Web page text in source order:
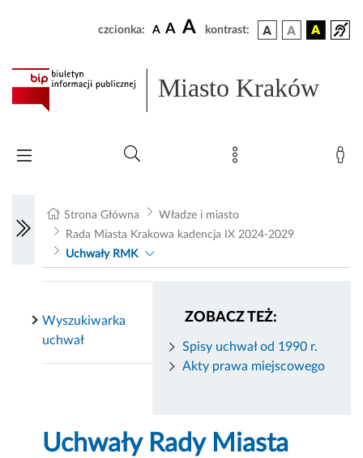
czcionka: A A A kontrast:
Miasto Kraków
Strona Główna
Władze i miasto
Rada Miasta Krakowa kadencja IX 2024-2029
Uchwały RMK
ZOBACZ TEŻ:
Spisy uchwał od 1990 r.
Akty prawa miejscowego
Wyszukiwarka
uchwał
Uchwały Rady Miasta